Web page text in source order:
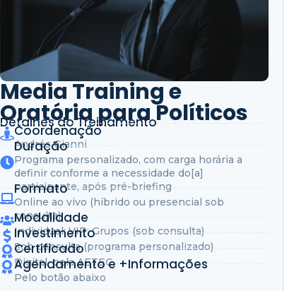
Media Training e
Oratória para Políticos
Detalhes do Treinamento
Coordenação
Andrés Gianni
Duração
Programa personalizado, com carga horária a
definir conforme a necessidade do[a]
participante, após pré-briefing
Formato
Online ao vivo (híbrido ou presencial sob
consulta)
Modalidade
Individual; VIP; Grupos (sob consulta)
Investimento
Sob consulta (programa personalizado)
Certificado
Digital, pela AETEC
Agendamento e +Informações
Pelo botão abaixo